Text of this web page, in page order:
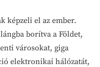
képzeli el az ember.
borítva a Földet,
városokat, giga
elektronikai hálózatát,